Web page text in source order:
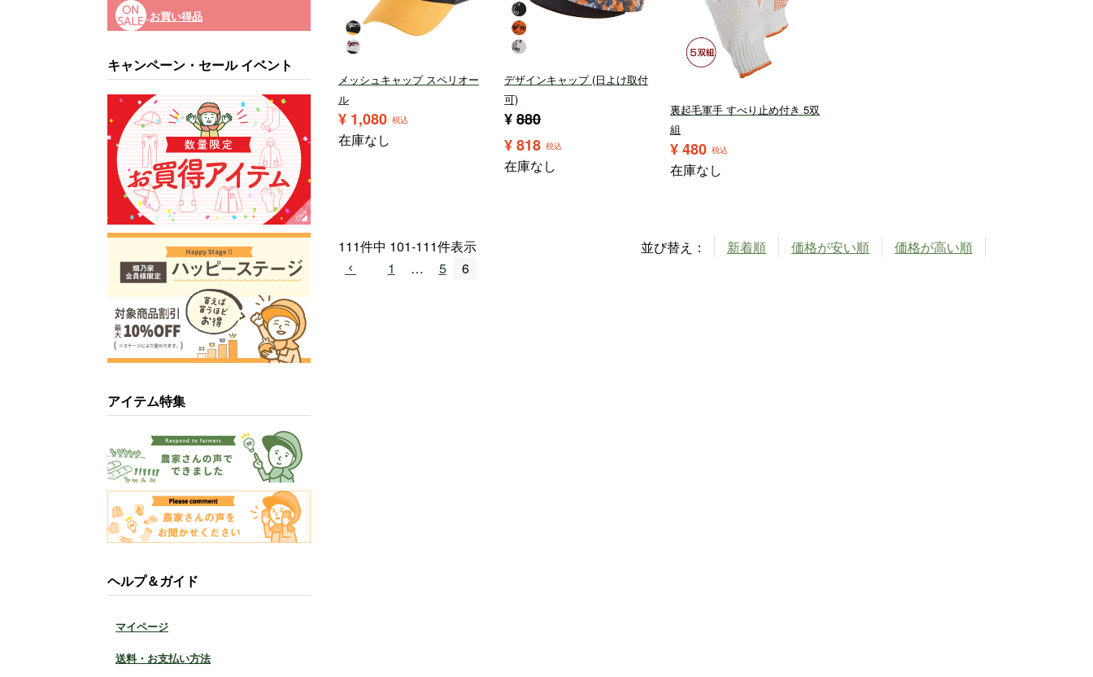
お買い得品
キャンペーン・セール イベント
アイテム特集
ヘルプ＆ガイド
マイページ
送料・お支払い方法
メッシュキャップ スペリオー
ル
¥ 1,080 税込
在庫なし
デザインキャップ (日よけ取付
可)
¥880
¥818 税込
在庫なし
裏起毛軍手 すべり止め付き 5双
組
¥480 税込
在庫なし
並び替え 新着順 価格が安い順 価格が高い順
111件中 101-111件表示
1
… 5 6